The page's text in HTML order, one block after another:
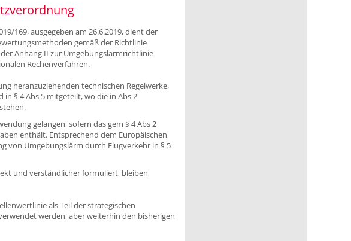
169, ausgegeben am 26.6.2019, dient der
gemäß der Richtlinie
Anhang II zur Umgebungslärmrichtlinie
Rechenverfahren.
heranzuziehenden technischen Regelwerke,
§ 4 Abs 5 mitgeteilt, wo die in Abs 2
gelangen, sofern das gem § 4 Abs 2
enthält. Entsprechend dem Europäischen
von Umgebungslärm durch Flugverkehr in § 5
und verständlicher formuliert, bleiben
als Teil der strategischen
werden, aber weiterhin den bisherigen